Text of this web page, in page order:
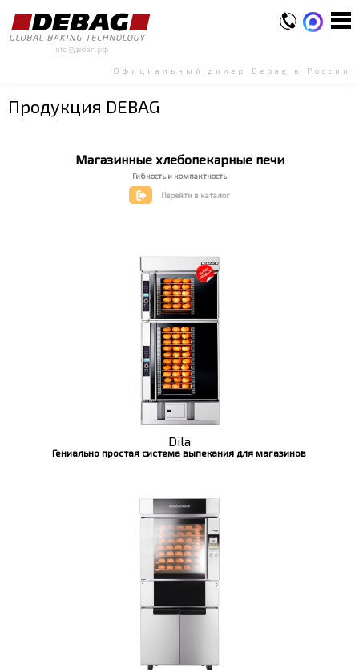
info@дебаг.рф
Официальный дилер Debag в России
Продукция DEBAG
Магазинные хлебопекарные печи
Гибкость и компактность
Перейти в каталог
Dila
Гениально простая система выпекания для магазинов